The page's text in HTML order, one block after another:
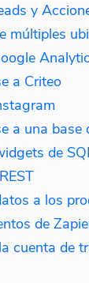
y
a Criteo
a una base
a los
de